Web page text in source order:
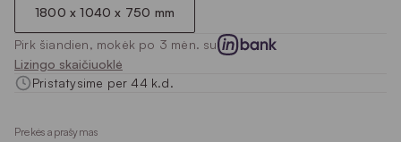
1800 x 1040 x 750 mm
Pirk šiandien, mokėk po 3 mėn. su
Lizingo skaičiuoklė
Pristatysime per 44 k.d.
Prekės aprašymas